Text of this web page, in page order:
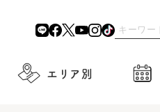
エリア別